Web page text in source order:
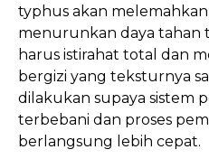
typhus akan
menurunkan daya tahan
harus istirahat total dan
bergizi yang teksturnya
dilakukan supaya sistem
terbebani dan proses
berlangsung lebih cepat.